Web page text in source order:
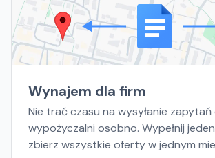
Wynajem dla firm
Nie trać czasu na wysyłanie zapytań
wypożyczalni osobno. Wypełnij
zbierz wszystkie oferty w jednym